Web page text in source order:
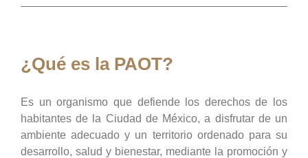
¿Qué es la PAOT?
Es un organismo que defiende los derechos de los
habitantes de la Ciudad de México, a disfrutar de un
ambiente adecuado y un territorio ordenado para su
desarrollo, salud y bienestar, mediante la promoción y